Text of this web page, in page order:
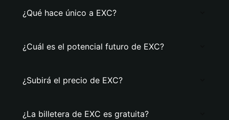
¿Qué hace único a EXC?
¿Cuál es el potencial futuro de EXC?
¿Subirá el precio de EXC?
¿La billetera de EXC es gratuita?